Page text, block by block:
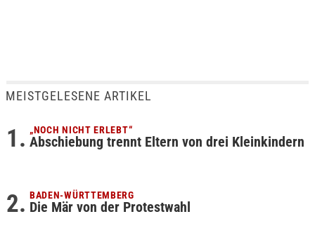
MEISTGELESENE ARTIKEL
„NOCH NICHT ERLEBT“
Abschiebung trennt Eltern von drei Kleinkindern
BADEN-WÜRTTEMBERG
Die Mär von der Protestwahl